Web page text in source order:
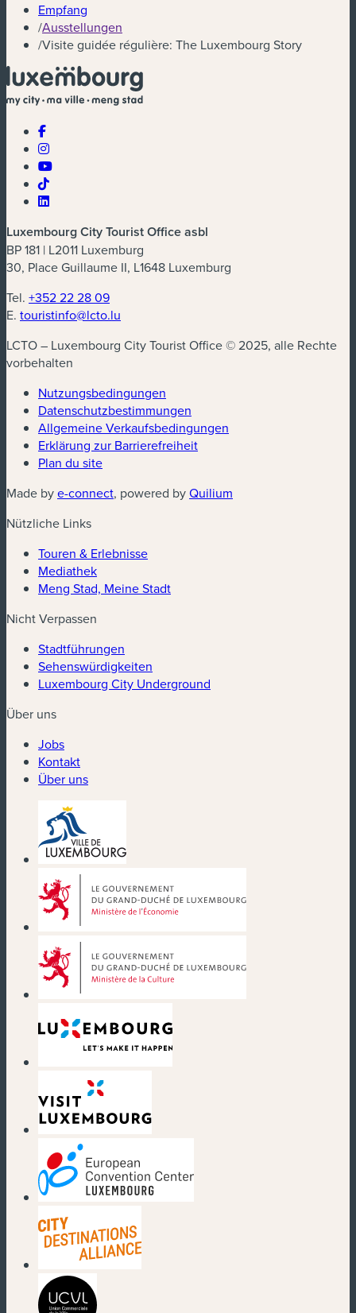
Empfang
/Ausstellungen
/Visite guidée régulière: The Luxembourg Story
Luxembourg City Tourist Office asbl
BP 181 | L2011 Luxemburg
30, Place Guillaume II, L1648 Luxemburg
Tel. +352 22 28 09
E. touristinfo@lcto.lu
LCTO – Luxembourg City Tourist Office © 2025, alle Rechte
vorbehalten
Nutzungsbedingungen
Datenschutzbestimmungen
Allgemeine Verkaufsbedingungen
Erklärung zur Barrierefreiheit
Plan du site
Made bye-connect, powered byQuilium
Nützliche Links
Touren & Erlebnisse
Mediathek
Meng Stad, Meine Stadt
Nicht Verpassen
Stadtführungen
Sehenswürdigkeiten
Luxembourg City Underground
Über uns
Jobs
Kontakt
Über uns